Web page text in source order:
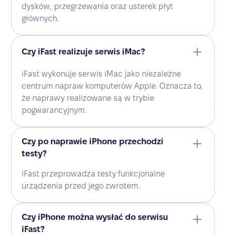
dysków, przegrzewania oraz usterek płyt
głównych.
Czy iFast realizuje serwis iMac?
iFast wykonuje serwis iMac jako niezależne
centrum napraw komputerów Apple. Oznacza to,
że naprawy realizowane są w trybie
pogwarancyjnym.
Czy po naprawie iPhone przechodzi
testy?
iFast przeprowadza testy funkcjonalne
urządzenia przed jego zwrotem.
Czy iPhone można wysłać do serwisu
iFast?